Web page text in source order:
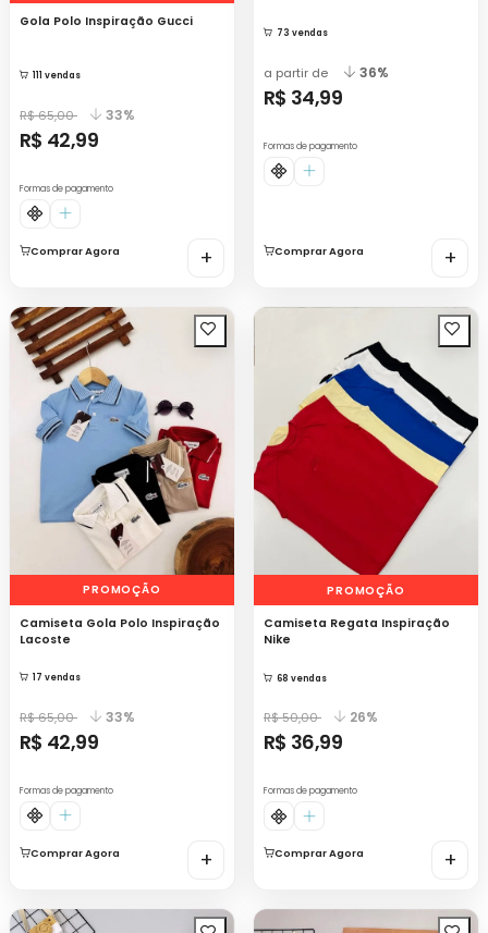
Gola Polo Inspiração Gucci
111 vendas
R$ 65,00 33%
R$ 42,99
Formas de pagamento
Comprar Agora +
73 vendas
a partir de 36%
R$ 34,99
Formas de pagamento
Comprar Agora +
PROMOÇÃO
Camiseta Gola Polo Inspiração
Lacoste
17 vendas
R$ 65,00 33%
R$ 42,99
Formas de pagamento
Comprar Agora +
PROMOÇÃO
Camiseta Regata Inspiração
Nike
68 vendas
R$ 50,00 26%
R$ 36,99
Formas de pagamento
Comprar Agora +